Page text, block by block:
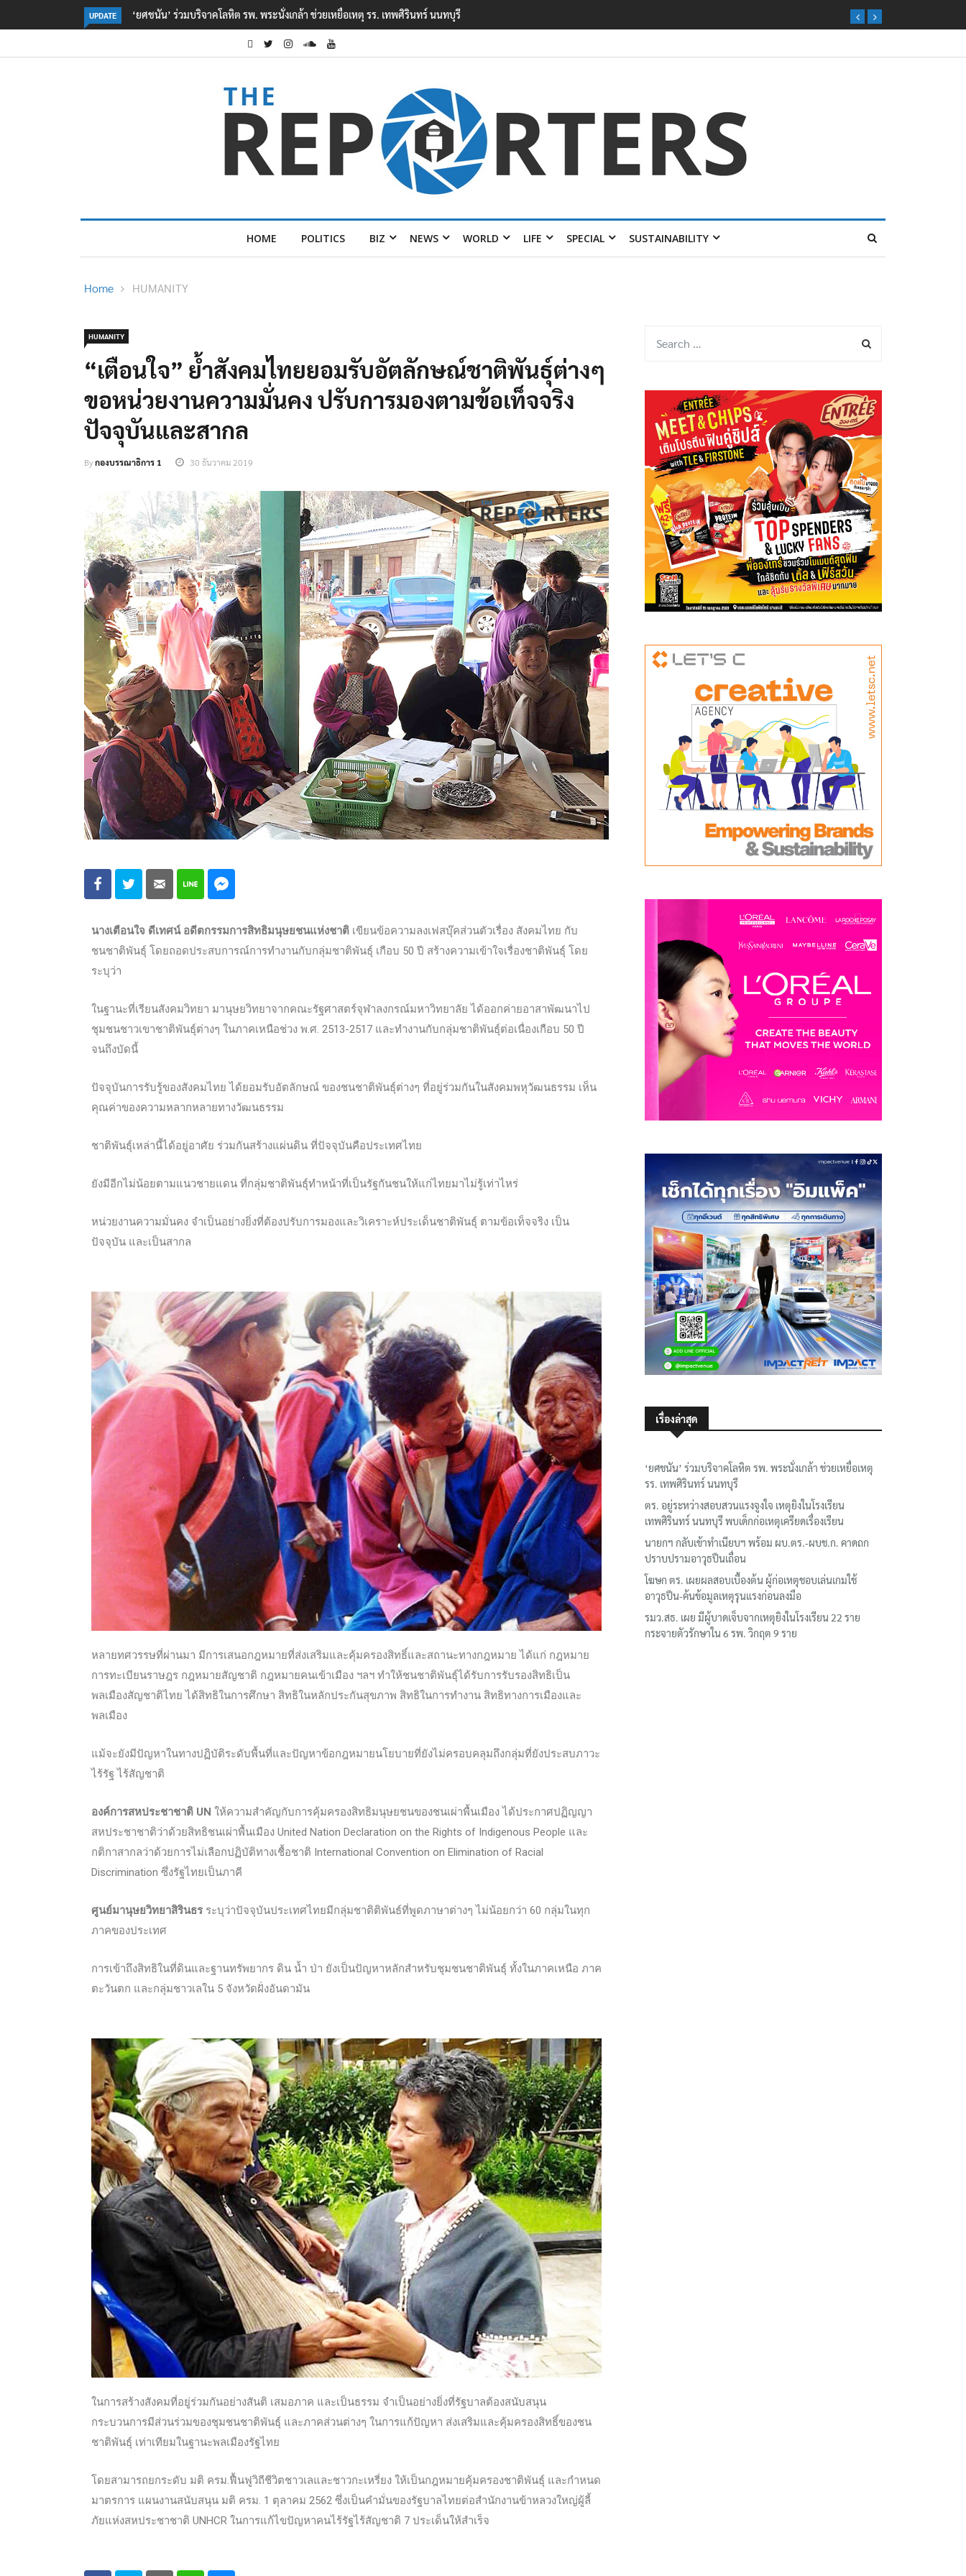
UPDATE ตร. อยู่ระหว่างสอบสวนแรงจูงใจ เหตุยิงในโรงเรียนเทพศิรินทร์ นนทบุรี พบเด็กก่อเหตุเครียดเรื่องเรียน
HOME POLITICS BIZ NEWS WORLD LIFE SPECIAL SUSTAINABILITY
Home HUMANITY
HUMANITY
“เตือนใจ” ย้ำสังคมไทยยอมรับอัตลักษณ์ชาติพันธุ์ต่างๆ
ขอหน่วยงานความมั่นคง ปรับการมองตามข้อเท็จจริง
ปัจจุบันและสากล
Byกองบรรณาธิการ 1 30 ธันวาคม 2019
นางเตือนใจ ดีเทศน์ อดีตกรรมการสิทธิมนุษยชนแห่งชาติ เขียนข้อความลงเฟสบุ๊คส่วนตัวเรื่อง สังคมไทย กับ
ชนชาติพันธุ์ โดยถอดประสบการณ์การทำงานกับกลุ่มชาติพันธุ์ เกือบ 50 ปี สร้างความเข้าใจเรื่องชาติพันธุ์ โดย
ระบุว่า
ในฐานะที่เรียนสังคมวิทยา มานุษยวิทยาจากคณะรัฐศาสตร์จุฬาลงกรณ์มหาวิทยาลัย ได้ออกค่ายอาสาพัฒนาไป
ชุมชนชาวเขาชาติพันธุ์ต่างๆ ในภาคเหนือช่วง พ.ศ. 2513-2517 และทำงานกับกลุ่มชาติพันธุ์ต่อเนื่องเกือบ 50 ปี
จนถึงบัดนี้
ปัจจุบันการรับรู้ของสังคมไทย ได้ยอมรับอัตลักษณ์ ของชนชาติพันธุ์ต่างๆ ที่อยู่ร่วมกันในสังคมพหุวัฒนธรรม เห็น
คุณค่าของความหลากหลายทางวัฒนธรรม
ชาติพันธุ์เหล่านี้ได้อยู่อาศัย ร่วมกันสร้างแผ่นดิน ที่ปัจจุบันคือประเทศไทย
ยังมีอีกไม่น้อยตามแนวชายแดน ที่กลุ่มชาติพันธุ์ทำหน้าที่เป็นรัฐกันชนให้แก่ไทยมาไม่รู้เท่าไหร่
หน่วยงานความมั่นคง จำเป็นอย่างยิ่งที่ต้องปรับการมองและวิเคราะห์ประเด็นชาติพันธุ์ ตามข้อเท็จจริง เป็น
ปัจจุบัน และเป็นสากล
หลายทศวรรษที่ผ่านมา มีการเสนอกฎหมายที่ส่งเสริมและคุ้มครองสิทธิ์และสถานะทางกฎหมาย ได้แก่ กฎหมาย
การทะเบียนราษฎร กฎหมายสัญชาติ กฎหมายคนเข้าเมือง ฯลฯ ทำให้ชนชาติพันธ์ุได้รับการรับรองสิทธิเป็น
พลเมืองสัญชาติไทย ได้สิทธิในการศึกษา สิทธิในหลักประกันสุขภาพ สิทธิในการทำงาน สิทธิทางการเมืองและ
พลเมือง
แม้จะยังมีปัญหาในทางปฏิบัติระดับพื้นที่และปัญหาข้อกฎหมายนโยบายที่ยังไม่ครอบคลุมถึงกลุ่มที่ยังประสบภาวะ
ไร้รัฐ ไร้สัญชาติ
องค์การสหประชาชาติ UN ให้ความสำคัญกับการคุ้มครองสิทธิมนุษยชนของชนเผ่าพื้นเมือง ได้ประกาศปฏิญญา
สหประชาชาติว่าด้วยสิทธิชนเผ่าพื้นเมือง United Nation Declaration on the Rights of Indigenous People และ
กติกาสากลว่าด้วยการไม่เลือกปฏิบัติทางเชื้อชาติ International Convention on Elimination of Racial
Discrimination ซึ่งรัฐไทยเป็นภาคี
ศูนย์มานุษยวิทยาสิรินธรระบุว่าปัจจุบันประเทศไทยมีกลุ่มชาติติพันธ์ที่พูดภาษาต่างๆ ไม่น้อยกว่า 60 กลุ่มในทุก
ภาคของประเทศ
การเข้าถึงสิทธิในที่ดินและฐานทรัพยากร ดิน น้ำ ป่า ยังเป็นปัญหาหลักสำหรับชุมชนชาติพันธุ์ ทั้งในภาคเหนือ ภาค
ตะวันตก และกลุ่มชาวเลใน 5 จังหวัดฝั่งอันดามัน
ในการสร้างสังคมที่อยู่ร่วมกันอย่างสันติ เสมอภาค และเป็นธรรม จำเป็นอย่างยิ่งที่รัฐบาลต้องสนับสนุน
กระบวนการมีส่วนร่วมของชุมชนชาติพันธุ์ และภาคส่วนต่างๆ ในการแก้ปัญหา ส่งเสริมและคุ้มครองสิทธิ์ของชน
ชาติพันธ์ุ เท่าเทียมในฐานะพลเมืองรัฐไทย
โดยสามารถยกระดับ มติ ครม.ฟื้นฟูวิถีชีวิตชาวเลและชาวกะเหรี่ยง ให้เป็นกฎหมายคุ้มครองชาติพันธ์ุ และกำหนด
มาตรการ แผนงานสนับสนุน มติ ครม. 1 ตุลาคม 2562 ซึ่งเป็นคำมั่นของรัฐบาลไทยต่อสำนักงานข้าหลวงใหญ่ผู้ลี้
ภัยแห่งสหประชาชาติ UNHCR ในการแก้ไขปัญหาคนไร้รัฐไร้สัญชาติ 7 ประเด็นให้สำเร็จ
เรื่องล่าสุด
‘ยศชนัน’ ร่วมบริจาคโลหิต รพ. พระนั่งเกล้า ช่วยเหยื่อเหตุ
รร. เทพศิรินทร์ นนทบุรี
ตร. อยู่ระหว่างสอบสวนแรงจูงใจ เหตุยิงในโรงเรียน
เทพศิรินทร์ นนทบุรี พบเด็กก่อเหตุเครียดเรื่องเรียน
นายกฯ กลับเข้าทำเนียบฯ พร้อม ผบ.ตร.-ผบช.ก. คาดถก
ปราบปรามอาวุธปืนเถื่อน
โฆษก ตร. เผยผลสอบเบื้องต้น ผู้ก่อเหตุชอบเล่นเกมใช้
อาวุธปืน-ค้นข้อมูลเหตุรุนแรงก่อนลงมือ
รมว.สธ. เผย มีผู้บาดเจ็บจากเหตุยิงในโรงเรียน 22 ราย
กระจายตัวรักษาใน 6 รพ. วิกฤต 9 ราย